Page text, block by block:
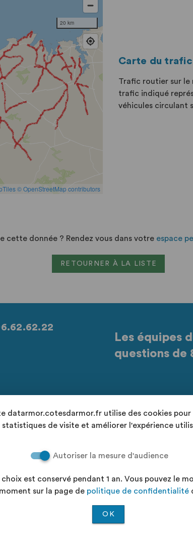
Carte du
Trafic routier sur le
trafic indiqué
véhicules circulant
cette donnée ? Rendez vous dans votre espace
RETOURNER À LA LISTE
Les équipes
questions de
Retrouvez-nous sur les réseaux sociaux
conforme"
datarmor.cotesdarmor.fr utilise des cookies pour
statistiques de visite et améliorer l'expérience
Autoriser la mesure d'audience
est conservé pendant 1 an. Vous pouvez le
moment sur la page de politique de confidentialité
OK